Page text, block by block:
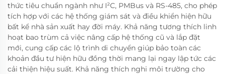
thức tiêu chuẩn ngành như I²C, PMBus và RS-485, cho phép
tích hợp với các hệ thống giám sát và điều khiển hiện hữu
bất kể nhà sản xuất hay đời máy. Khả năng tương thích linh
hoạt bao trùm cả việc nâng cấp hệ thống cũ và lắp đặt
mới, cung cấp các lộ trình di chuyển giúp bảo toàn các
khoản đầu tư hiện hữu đồng thời mang lại ngay lập tức các
cải thiện hiệu suất. Khả năng thích nghi môi trường cho